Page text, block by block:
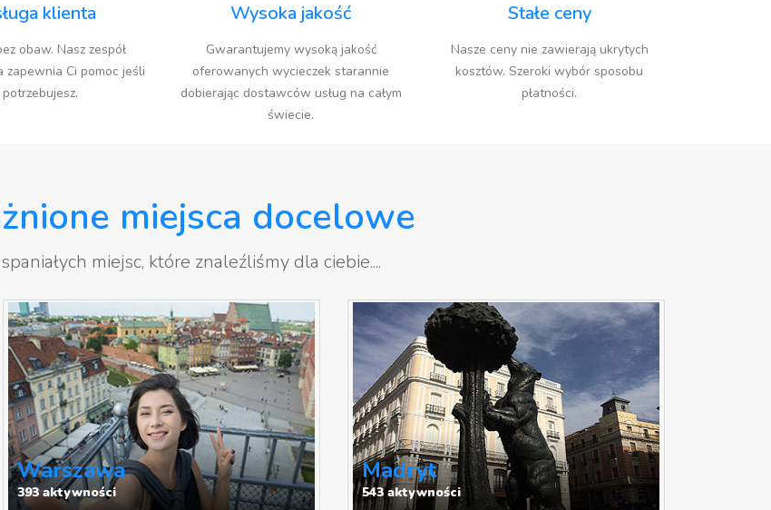
klienta
obaw. Nasz zespół
zapewnia Ci pomoc jeśli
potrzebujesz.
Wysoka jakość
Gwarantujemy wysoką jakość
oferowanych wycieczek starannie
dobierając dostawców usług na całym
świecie.
Stałe ceny
Nasze ceny nie zawierają ukrytych
kosztów. Szeroki wybór sposobu
płatności.
miejsca docelowe
miejsc, które znaleźliśmy dla ciebie....
Warszawa
393 aktywności
Madryt
543 aktywności